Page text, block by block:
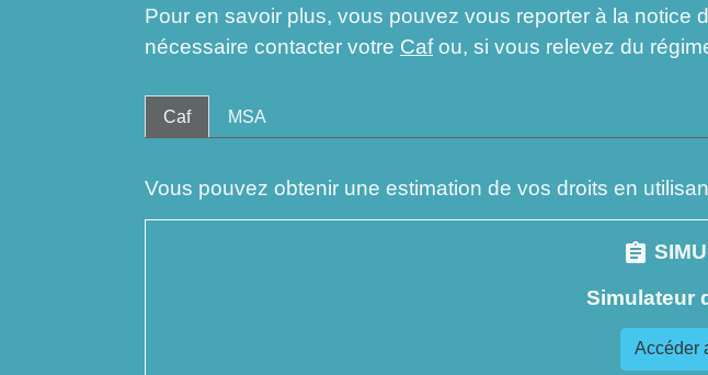
Pour en savoir plus, vous pouvez vous reporter à la notice
nécessaire contacter votre Cafou, si vous relevez du
Caf MSA
Vous pouvez obtenir une estimation de vos droits en
assignment
Simulateur
Accéder